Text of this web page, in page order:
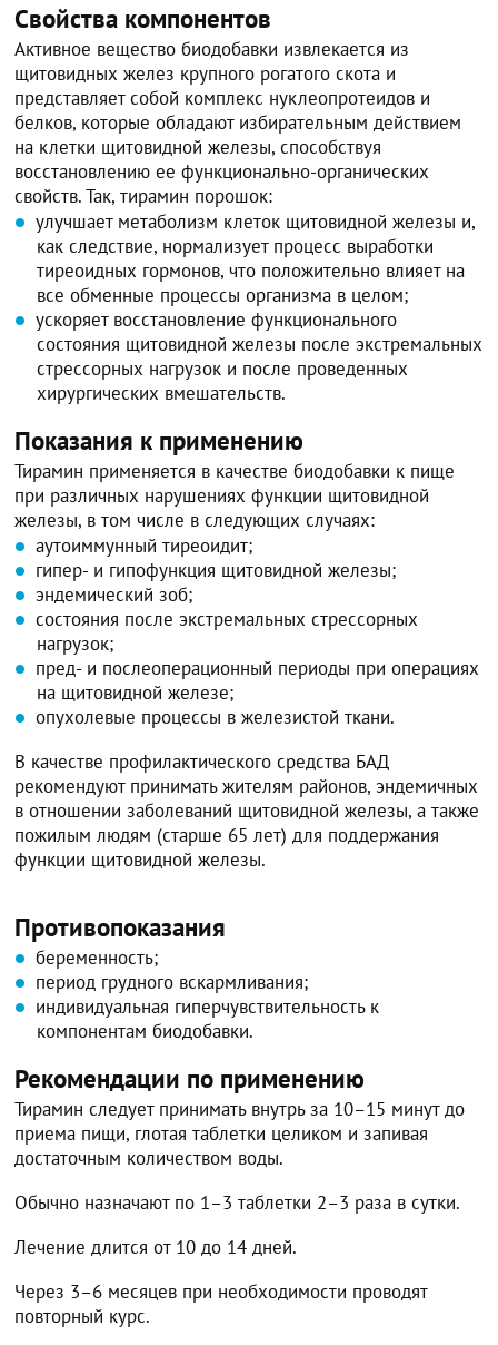
Свойства компонентов
Активное вещество биодобавки извлекается из
щитовидных желез крупного рогатого скота и
представляет собой комплекс нуклеопротеидов и
белков, которые обладают избирательным действием
на клетки щитовидной железы, способствуя
восстановлению ее функционально-органических
свойств. Так, тирамин порошок:
улучшает метаболизм клеток щитовидной железы и,
как следствие, нормализует процесс выработки
тиреоидных гормонов, что положительно влияет на
все обменные процессы организма в целом;
ускоряет восстановление функционального
состояния щитовидной железы после экстремальных
стрессорных нагрузок и после проведенных
хирургических вмешательств.
Показания к применению
Тирамин применяется в качестве биодобавки к пище
при различных нарушениях функции щитовидной
железы, в том числе в следующих случаях:
аутоиммунный тиреоидит;
гипер- и гипофункция щитовидной железы;
эндемический зоб;
состояния после экстремальных стрессорных
нагрузок;
пред- и послеоперационный периоды при операциях
на щитовидной железе;
опухолевые процессы в железистой ткани.
В качестве профилактического средства БАД
рекомендуют принимать жителям районов, эндемичных
в отношении заболеваний щитовидной железы, а также
пожилым людям (старше 65 лет) для поддержания
функции щитовидной железы.
Противопоказания
беременность;
период грудного вскармливания;
индивидуальная гиперчувствительность к
компонентам биодобавки.
Рекомендации по применению
Тирамин следует принимать внутрь за 10–15 минут до
приема пищи, глотая таблетки целиком и запивая
достаточным количеством воды.
Обычно назначают по 1–3 таблетки 2–3 раза в сутки.
Лечение длится от 10 до 14 дней.
Через 3–6 месяцев при необходимости проводят
повторный курс.